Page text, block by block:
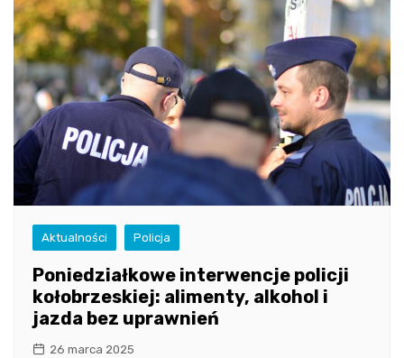
Aktualności Policja
Poniedziałkowe interwencje policji
kołobrzeskiej: alimenty, alkohol i
jazda bez uprawnień
26 marca 2025